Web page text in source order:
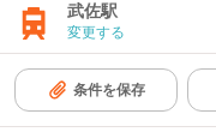
武佐駅
変更する
条件を保存